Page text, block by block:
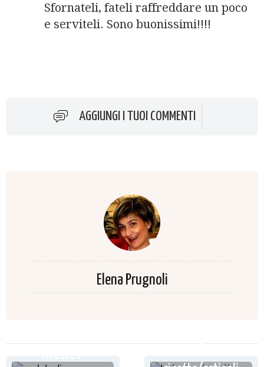
Sfornateli, fateli raffreddare un poco
e serviteli. Sono buonissimi!!!!
AGGIUNGI I TUOI COMMENTI
Elena Prugnoli